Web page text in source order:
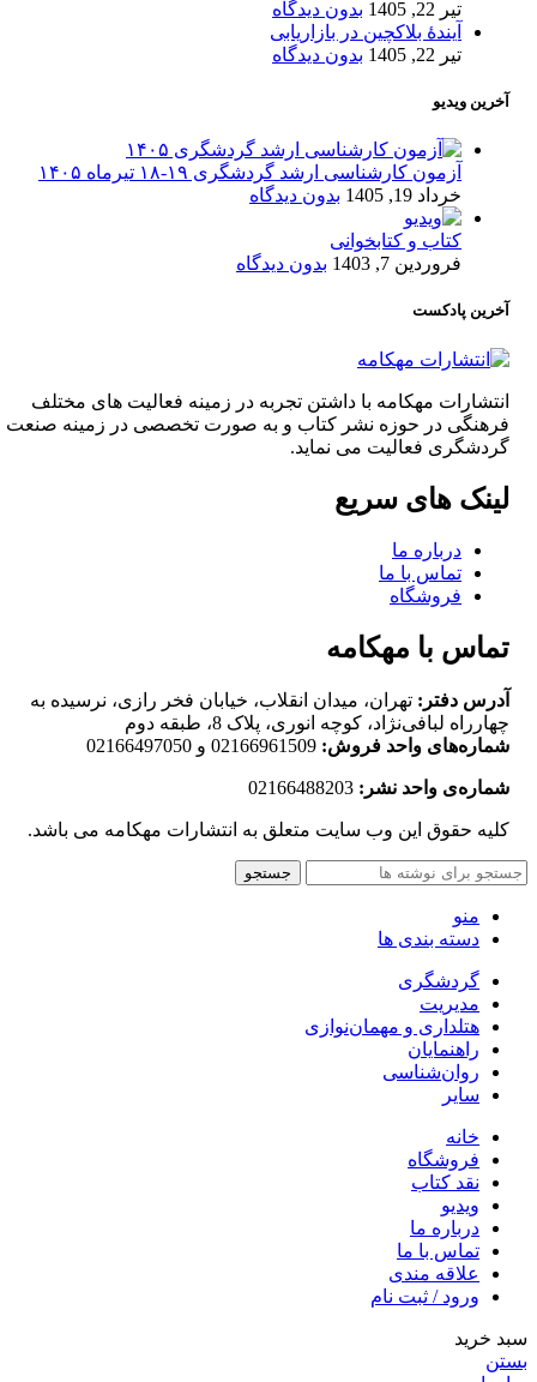
تیر 22, 1405
بدون دیدگاه
آیندۀ بلاکچین در بازاریابی
تیر 22, 1405
بدون دیدگاه
آخرین ویدیو
آزمون کارشناسی ارشد گردشگری ۱۹-۱۸ تیرماه ۱۴۰۵
خرداد 19, 1405
بدون دیدگاه
کتاب و کتابخوانی
فروردین 7, 1403
بدون دیدگاه
آخرین پادکست
انتشارات مهکامه با داشتن تجربه در زمینه فعالیت های مختلف
فرهنگی در حوزه نشر کتاب و به صورت تخصصی در زمینه صنعت
گردشگری فعالیت می نماید.
لینک های سریع
درباره ما
تماس با ما
فروشگاه
تماس با مهکامه
آدرس دفتر: تهران، میدان انقلاب، خیابان فخر رازی، نرسیده به
چهارراه لبافی‌نژاد، کوچه انوری، پلاک 8، طبقه دوم
شماره‌های واحد فروش: 02166961509 و 02166497050
شماره‌‌ی واحد نشر:
کلیه حقوق این وب سایت متعلق به انتشارات مهکامه می باشد.
جستجو
منو
دسته بندی ها
گردشگری
مدیریت
هتلداری و مهمان‌نوازی
راهنمایان
روان‌شناسی
سایر
خانه
فروشگاه
نقد کتاب
ویدیو
درباره‌ ما
تماس با ما
علاقه مندی
ورود / ثبت نام
سبد خرید
بستن